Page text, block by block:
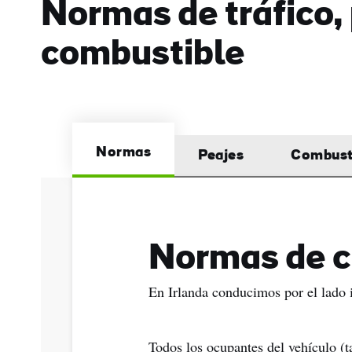
Normas de tráfico,
combustible
Normas Peajes
Normas de
En Irlanda conducimos por el lado
Todos los ocupantes del vehículo